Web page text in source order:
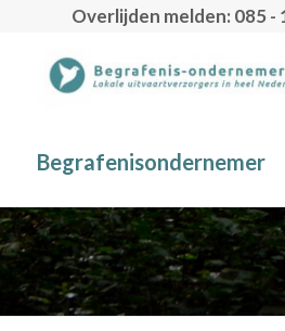
Overlijden melden: 085 -
Begrafenisondernemer